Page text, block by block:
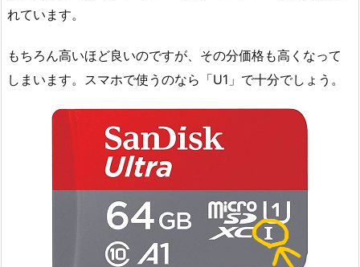
れています。
もちろん高いほど良いのですが、その分価格も高くなって
しまいます。スマホで使うのなら「U1」で十分でしょう。